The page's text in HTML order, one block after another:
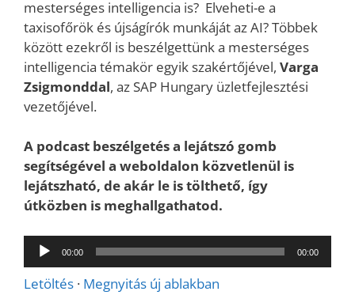
mesterséges intelligencia is? Elveheti-e a
taxisofőrök és újságírók munkáját az AI? Többek
között ezekről is beszélgettünk a mesterséges
intelligencia témakör egyik szakértőjével, Varga
Zsigmonddal, az SAP Hungary üzletfejlesztési
vezetőjével.
A podcast beszélgetés a lejátszó gomb
segítségével a weboldalon közvetlenül is
lejátszható, de akár le is tölthető, így
útközben is meghallgathatod.
Audió
lejátszó
00:00 00:00
Letöltés · Megnyitás új ablakban